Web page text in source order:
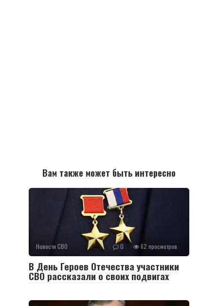
Вам также может быть интересно
Новости СВО 0 62 просмотров
В День Героев Отечества участники
СВО рассказали о своих подвигах